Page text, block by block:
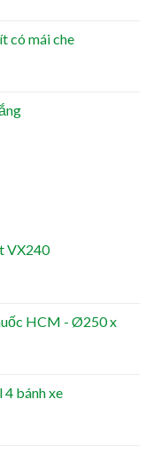
có mái che
VX240
HCM - Ø250 x
bánh xe